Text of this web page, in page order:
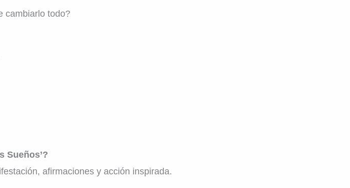
cambiarlo todo?
Sueños’?
afirmaciones y acción inspirada.